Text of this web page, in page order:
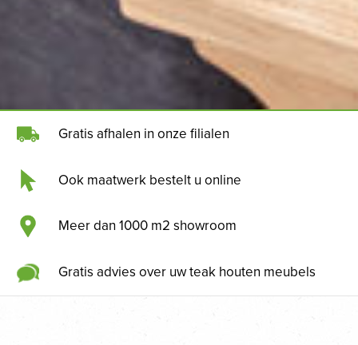
Gratis afhalen in onze filialen
Ook maatwerk bestelt u online
Meer dan 1000 m2 showroom
Gratis advies over uw teak houten meubels